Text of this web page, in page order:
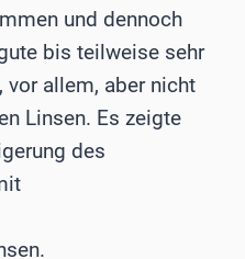
und dennoch
bis teilweise sehr
vor allem, aber nicht
Linsen. Es zeigte
des